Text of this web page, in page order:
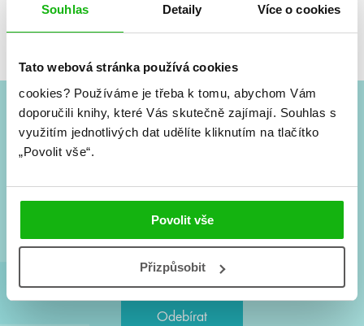
Souhlas Detaily Více o cookies
Tato webová stránka používá cookies
cookies? Používáme je třeba k tomu, abychom Vám
doporučili knihy, které Vás skutečně zajímají. Souhlas s
využitím jednotlivých dat udělíte kliknutím na tlačítko
„Povolit vše“.
Povolit vše
Přizpůsobit
Žádné knihy nenalezeny.
#HumbookNews
Nové knihy, co se chystá, kvízy, soutěže, autoři, filmové
a seriálové adaptace a další.